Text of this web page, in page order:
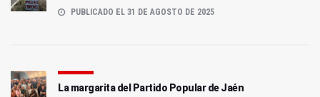
PUBLICADO EL 31 DE AGOSTO DE 2025
La margarita del Partido Popular de Jaén